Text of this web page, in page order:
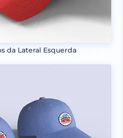
da Lateral Esquerda